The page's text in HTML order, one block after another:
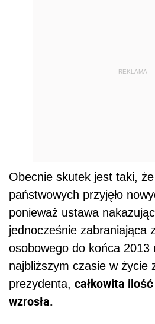
REKLAMA
Obecnie skutek jest taki,
państwowych przyjęło
ponieważ ustawa
jednocześnie zabraniająca
osobowego do końca 2013
najbliższym czasie w życie
prezydenta, całkowita
wzrosła.